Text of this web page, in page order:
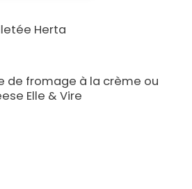
Herta
de fromage à la crème ou
Elle & Vire